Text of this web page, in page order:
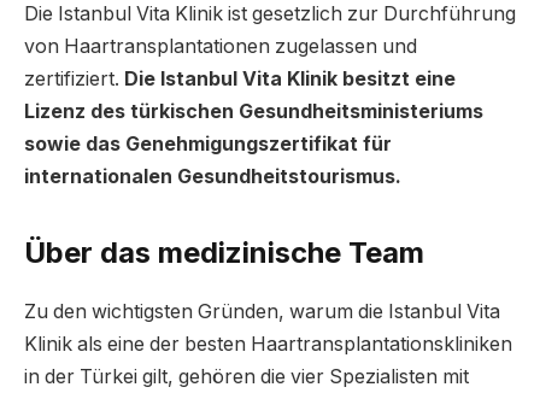
Die Istanbul Vita Klinik ist gesetzlich zur Durchführung
von Haartransplantationen zugelassen und
zertifiziert. Die Istanbul Vita Klinik besitzt eine
Lizenz des türkischen Gesundheitsministeriums
sowie das Genehmigungszertifikat für
internationalen Gesundheitstourismus.
Über das medizinische Team
Zu den wichtigsten Gründen, warum die Istanbul Vita
Klinik als eine der besten Haartransplantationskliniken
in der Türkei gilt, gehören die vier Spezialisten mit